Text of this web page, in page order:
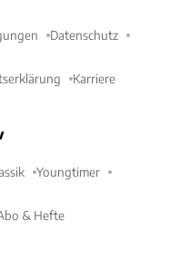
Datenschutz
Karriere
Youngtimer
& Hefte